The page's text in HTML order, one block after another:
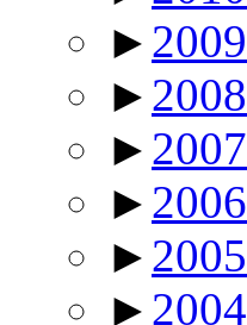
► 2009
► 2008
► 2007
► 2006
► 2005
► 2004